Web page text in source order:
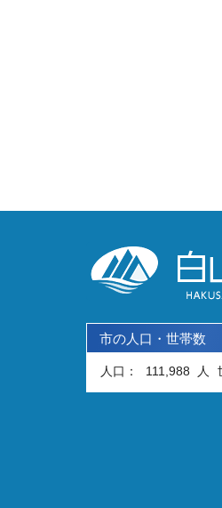
市の人口・世帯数
人口： 111,988 人